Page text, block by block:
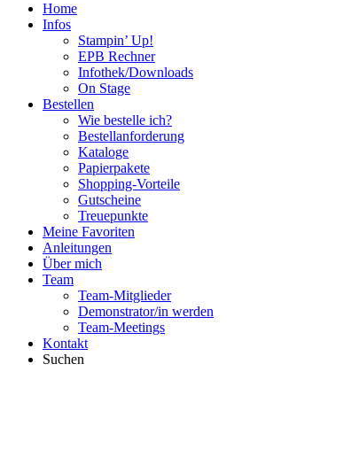
Home
Infos
Stampin’ Up!
EPB Rechner
Infothek/Downloads
On Stage
Bestellen
Wie bestelle ich?
Bestellanforderung
Kataloge
Papierpakete
Shopping-Vorteile
Gutscheine
Treuepunkte
Meine Favoriten
Anleitungen
Über mich
Team
Team-Mitglieder
Demonstrator/in werden
Team-Meetings
Kontakt
Suchen